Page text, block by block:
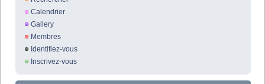
Calendrier
Gallery
Membres
Identifiez-vous
Inscrivez-vous